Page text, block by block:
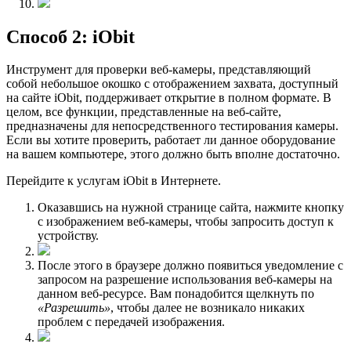
Способ 2: iObit
Инструмент для проверки веб-камеры, представляющий
собой небольшое окошко с отображением захвата, доступный
на сайте iObit, поддерживает открытие в полном формате. В
целом, все функции, представленные на веб-сайте,
предназначены для непосредственного тестирования камеры.
Если вы хотите проверить, работает ли данное оборудование
на вашем компьютере, этого должно быть вполне достаточно.
Перейдите к услугам iObit в Интернете.
Оказавшись на нужной странице сайта, нажмите кнопку
с изображением веб-камеры, чтобы запросить доступ к
устройству.
После этого в браузере должно появиться уведомление с
запросом на разрешение использования веб-камеры на
данном веб-ресурсе. Вам понадобится щелкнуть по
«Разрешить», чтобы далее не возникало никаких
проблем с передачей изображения.